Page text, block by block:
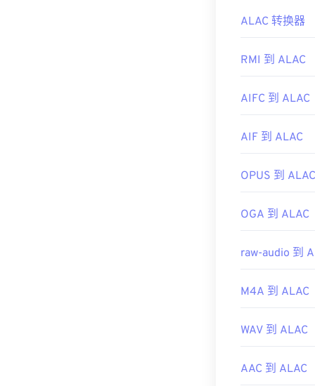
数据标签或菜
有时，打开
下，请下载
首次发行：
https://
ALAC 转换器
RMI 到 ALAC
AIFC 到 ALAC
AIF 到 ALAC
OPUS 到 ALAC
OGA 到 ALAC
raw-audio 到
M4A 到 ALAC
WAV 到 ALAC
AAC 到 ALAC